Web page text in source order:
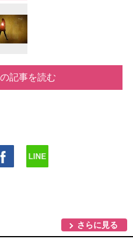
記事を読む
さらに見る